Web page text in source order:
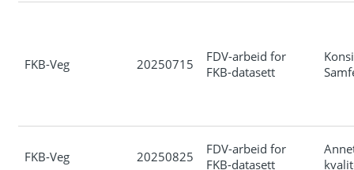
FKB-Veg 20250715
FDV-arbeid for
FKB-datasett
FKB-Veg 20250825
FDV-arbeid for
FKB-datasett